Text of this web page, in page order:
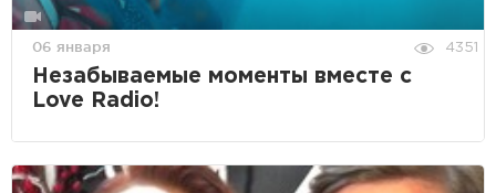
06 января 4351
Незабываемые моменты вместе с
Love Radio!